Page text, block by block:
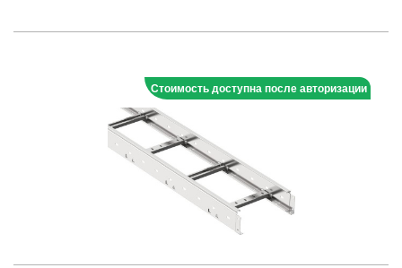
Стоимость доступна после авторизации